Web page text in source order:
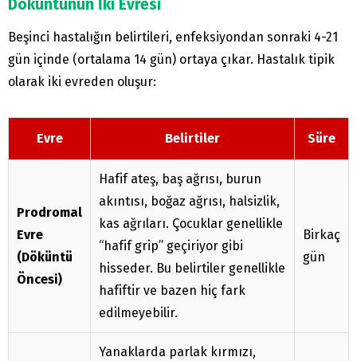
Döküntünün İki Evresi
Beşinci hastalığın belirtileri, enfeksiyondan sonraki 4-21
gün içinde (ortalama 14 gün) ortaya çıkar. Hastalık tipik
olarak iki evreden oluşur:
Evre Belirtiler Süre
Prodromal
Evre
(Döküntü
Öncesi)
Hafif ateş, baş ağrısı, burun
akıntısı, boğaz ağrısı, halsizlik,
kas ağrıları. Çocuklar genellikle
“hafif grip” geçiriyor gibi
hisseder. Bu belirtiler genellikle
hafiftir ve bazen hiç fark
edilmeyebilir.
Birkaç
gün
Yanaklarda parlak kırmızı,